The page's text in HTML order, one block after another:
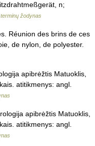
n;
žodynas
Réunion des brins de ces
de nylon, de polyester.
apibrėžtis Matuoklis,
atitikmenys: angl.
apibrėžtis Matuoklis,
atitikmenys: angl.